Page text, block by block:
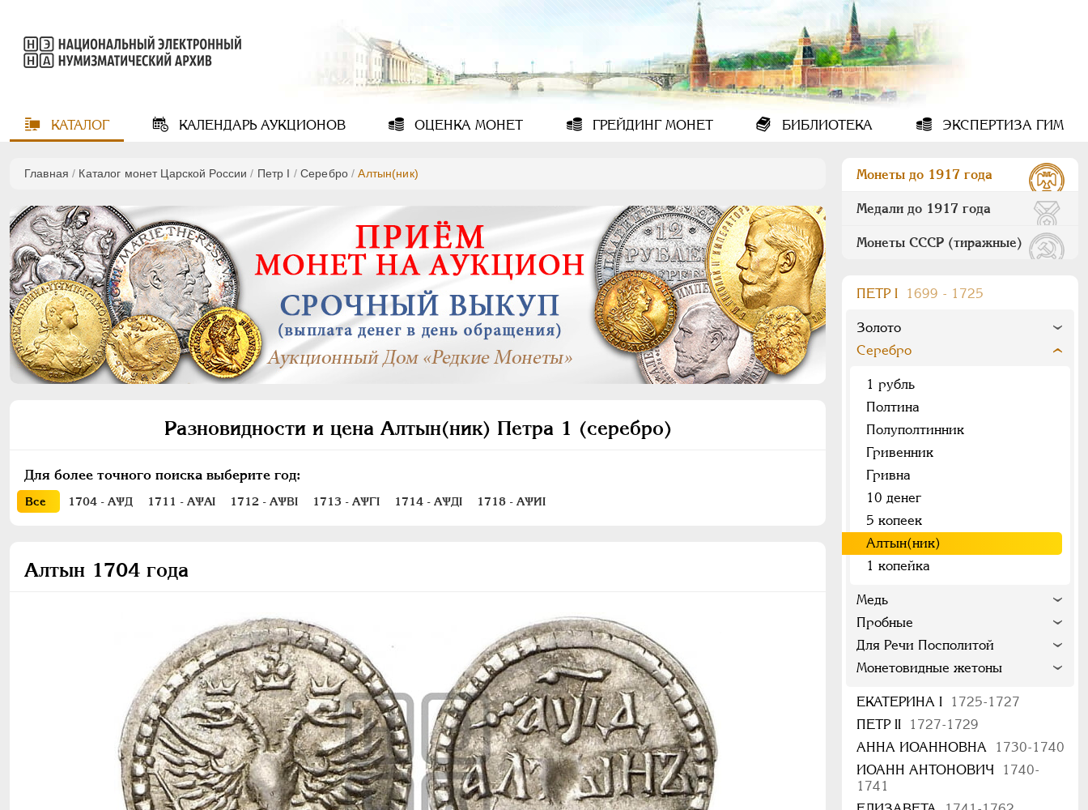
КАТАЛОГ КАЛЕНДАРЬАУКЦИОНОВ ОЦЕНКА МОНЕТ ГРЕЙДИНГМОНЕТ БИБЛИОТЕКА ЭКСПЕРТИЗА ГИМ
Главная / Каталог монет Царской России / Пeтр I /Серебро /Алтын(ник)
Разновидности и цена Алтын(ник) Петра 1 (серебро)
Для более точного поиска выберите год:
Все 1704 - АѰД 1711 - АѰАI 1712 - АѰВI 1713 - АѰГI 1714 - АѰДI 1718 - АѰИI
Алтын 1704 года
Монеты до 1917 года
Медали до 1917 года
Монеты СССР (тиражные)
ПEТР I 1699 - 1725
Золото
Серебро
1 рубль
Полтина
Полуполтинник
Гривенник
Гривна
10 денег
5 копеек
Алтын(ник)
1 копейка
Медь
Пробные
Для Речи Посполитой
Монетовидные жетоны
ЕКАТЕРИНА I
1725-1727
ПЕТР II
1727-1729
АННА ИОАННОВНА
1730-1740
ИОАНН АНТОНОВИЧ
1740-
1741